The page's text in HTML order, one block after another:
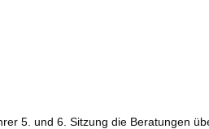
5. und 6. Sitzung die Beratungen